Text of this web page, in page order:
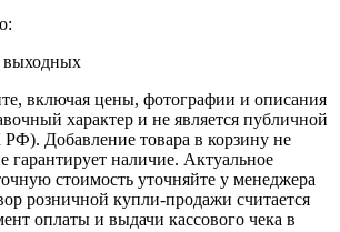
выходных
включая цены, фотографии и описания
характер и не является публичной
Добавление товара в корзину не
гарантирует наличие. Актуальное
стоимость уточняйте у менеджера
розничной купли-продажи считается
оплаты и выдачи кассового чека в